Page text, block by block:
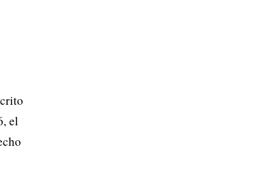
el